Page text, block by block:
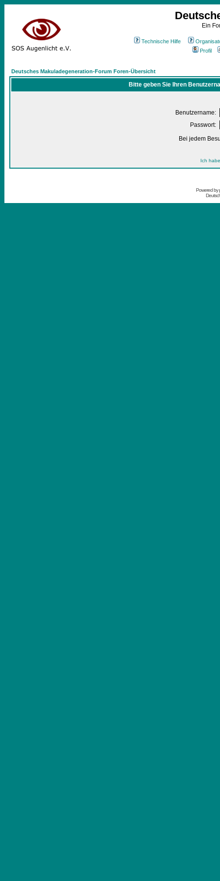
Ein
Technische Hilfe
Profil
Deutsches Makuladegeneration-Forum Foren-Übersicht
Bitte geben Sie Ihren
Benutzername:
Passwort:
Bei jedem
Ich
Powered by